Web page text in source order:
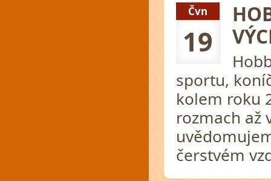
Čvn
19
sportu,
kolem roku
rozmach až
čerstvém